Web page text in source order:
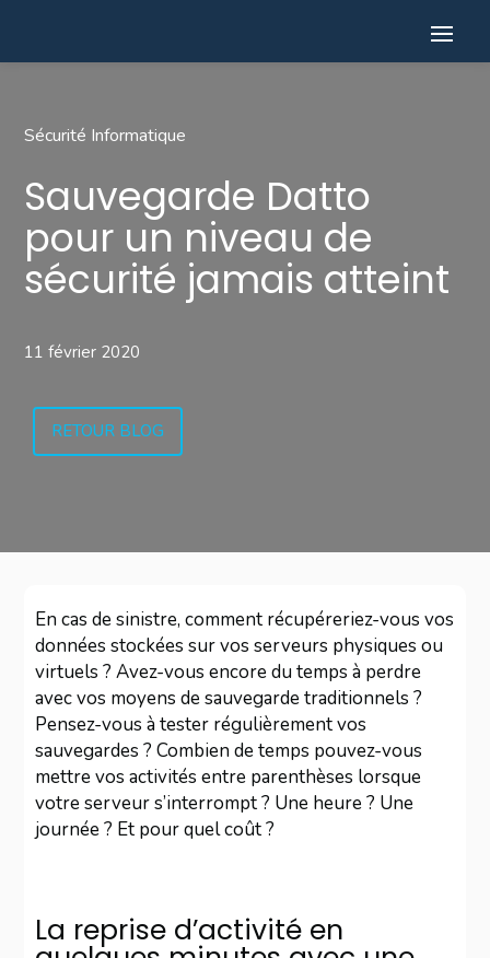
Sécurité Informatique
Sauvegarde Datto
pour un niveau de
sécurité jamais atteint
11 février 2020
RETOUR BLOG
En cas de sinistre, comment récupéreriez-vous vos
données stockées sur vos serveurs physiques ou
virtuels ? Avez-vous encore du temps à perdre
avec vos moyens de sauvegarde traditionnels ?
Pensez-vous à tester régulièrement vos
sauvegardes ? Combien de temps pouvez-vous
mettre vos activités entre parenthèses lorsque
votre serveur s’interrompt ? Une heure ? Une
journée ? Et pour quel coût ?
La reprise d’activité en